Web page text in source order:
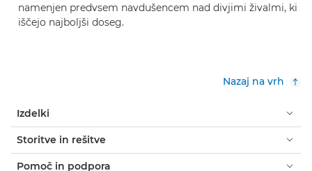
namenjen predvsem navdušencem nad divjimi živalmi, ki
iščejo najboljši doseg.
Nazaj na vrh
Izdelki
Storitve in rešitve
Pomoč in podpora